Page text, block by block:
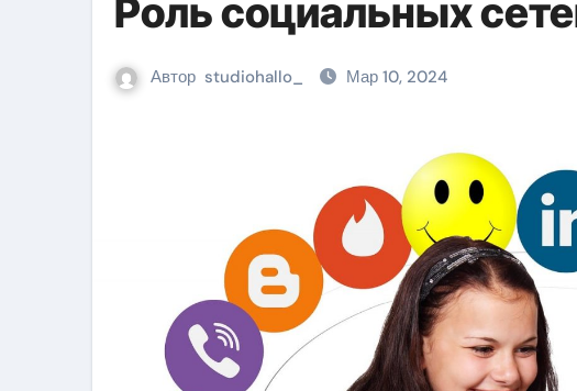
Роль социальных
Автор studiohallo_ Мар 10, 2024